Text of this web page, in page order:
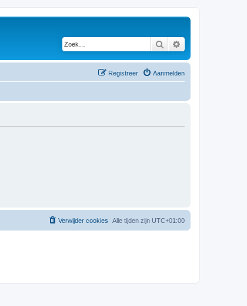
Zoek
Aanmelden
Registreer
Alle tijden zijn UTC+01:00
Verwijder cookies